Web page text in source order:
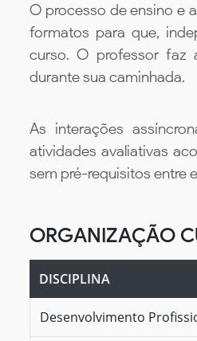
O processo de ensino e
formatos para que,
curso. O professor faz
durante sua caminhada.
As interações
atividades avaliativas
sem pré-requisitos entre
ORGANIZAÇÃO
DISCIPLINA
Desenvolvimento